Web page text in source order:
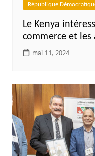
République
Le Kenya
commerce et les
mai 11, 2024